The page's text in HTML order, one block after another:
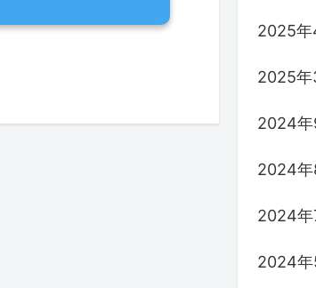
2025年
2025年
2024年
2024年
2024年
2024年